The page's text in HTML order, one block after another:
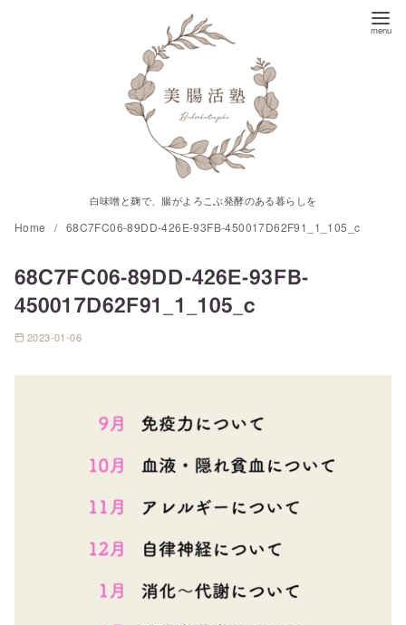
白味噌と麹で、腸がよろこぶ発酵のある暮らしを
Home 68C7FC06-89DD-426E-93FB-450017D62F91_1_105_c
68C7FC06-89DD-426E-93FB-
450017D62F91_1_105_c
2023-01-06